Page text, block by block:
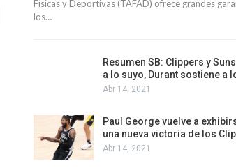
Físicas y Deportivas (TAFAD) ofrece grandes
los…
Resumen SB: Clippers y
a lo suyo, Durant sostiene a
Abr 14, 2021
Paul George vuelve a
una nueva victoria de los
Abr 14, 2021